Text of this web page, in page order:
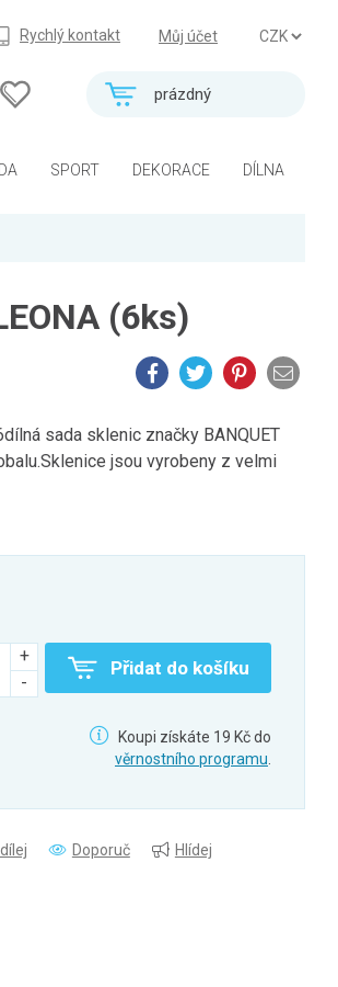
Můj účet
Rychlý kontakt
prázdný
SPORT DEKORACE DÍLNA
(6ks)
sada sklenic značky BANQUET
jsou vyrobeny z velmi
Přidat do košíku
Koupi získáte 19 Kč do
věrnostního programu
Doporuč
Hlídej